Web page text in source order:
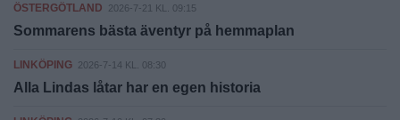
ÖSTERGÖTLAND 2026-7-21 KL. 09:15
Sommarens bästa äventyr på hemmaplan
LINKÖPING 2026-7-14 KL. 08:30
Alla Lindas låtar har en egen historia